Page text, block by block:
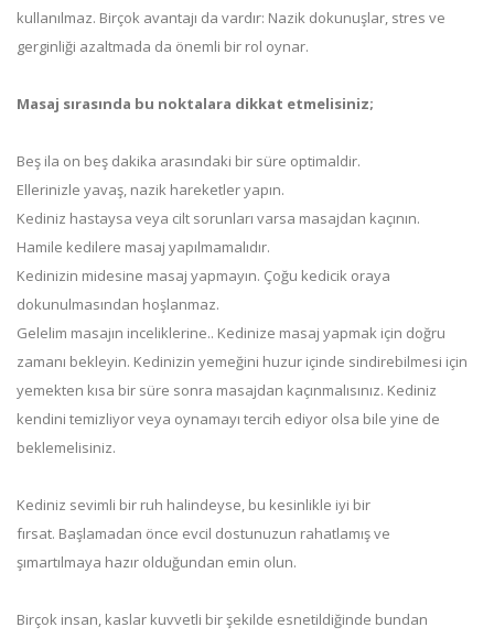
kullanılmaz. Birçok avantajı da vardır: Nazik dokunuşlar, stres ve
gerginliği azaltmada da önemli bir rol oynar.
Masaj sırasında bu noktalara dikkat etmelisiniz;
Beş ila on beş dakika arasındaki bir süre optimaldir.
Ellerinizle yavaş, nazik hareketler yapın.
Kediniz hastaysa veya cilt sorunları varsa masajdan kaçının.
Hamile kedilere masaj yapılmamalıdır.
Kedinizin midesine masaj yapmayın. Çoğu kedicik oraya
dokunulmasından hoşlanmaz.
Gelelim masajın inceliklerine.. Kedinize masaj yapmak için doğru
zamanı bekleyin. Kedinizin yemeğini huzur içinde sindirebilmesi için
yemekten kısa bir süre sonra masajdan kaçınmalısınız. Kediniz
kendini temizliyor veya oynamayı tercih ediyor olsa bile yine de
beklemelisiniz.
Kediniz sevimli bir ruh halindeyse, bu kesinlikle iyi bir
fırsat. Başlamadan önce evcil dostunuzun rahatlamış ve
şımartılmaya hazır olduğundan emin olun.
Birçok insan, kaslar kuvvetli bir şekilde esnetildiğinde bundan